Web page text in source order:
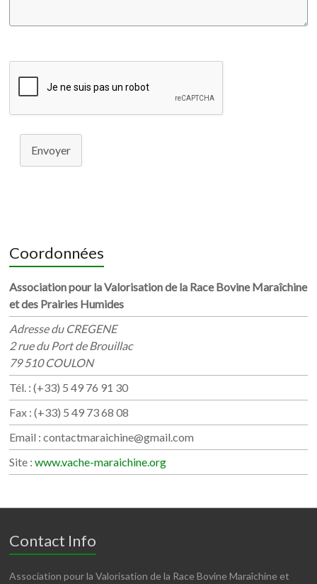
Envoyer
Coordonnées
Association pour la Valorisation de la Race Bovine Maraîchine
et des Prairies Humides
Adresse du CREGENE
2 rue du Port de Brouillac
79 510 COULON
Tél. : (+33) 5 49 76 91 30
Fax : (+33) 5 49 73 68 08
Email : contactmaraichine@gmail.com
Site :www.vache-maraichine.org
Contact Info
Association pour la Valorisation de la Race Bovine Maraîchine et